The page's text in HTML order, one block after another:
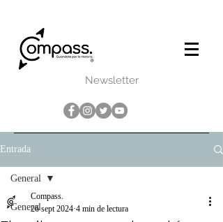
Newsletter
Entrada
General
General
Compass.
26 sept 2024 4 min de lectura